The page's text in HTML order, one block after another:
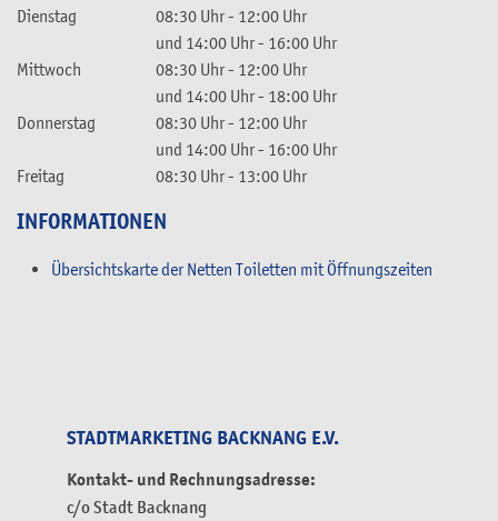
Dienstag
08:30 Uhr- 12:00 Uhr
und 14:00 Uhr- 16:00 Uhr
Mittwoch
08:30 Uhr- 12:00 Uhr
und 14:00 Uhr- 18:00 Uhr
Donnerstag
08:30 Uhr- 12:00 Uhr
und 14:00 Uhr- 16:00 Uhr
Freitag
08:30 Uhr- 13:00 Uhr
INFORMATIONEN
Übersichtskarte der Netten Toiletten mit Öffnungszeiten
STADTMARKETING BACKNANG E.V.
Kontakt- und Rechnungsadresse:
c/o Stadt Backnang